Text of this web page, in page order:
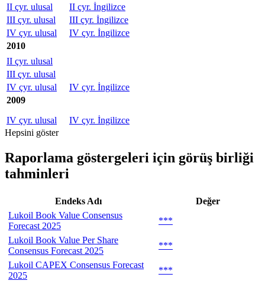
II çyr. ulusal
II çyr. İngilizce
III çyr. ulusal
III çyr. İngilizce
IV çyr. ulusal
IV çyr. İngilizce
2010
II çyr. ulusal
III çyr. ulusal
IV çyr. ulusal
IV çyr. İngilizce
2009
IV çyr. ulusal
IV çyr. İngilizce
Hepsini göster
Raporlama göstergeleri için görüş birliği
tahminleri
Endeks Adı
Değer
Lukoil Book Value Consensus
Forecast 2025
***
Lukoil Book Value Per Share
Consensus Forecast 2025
***
Lukoil CAPEX Consensus Forecast
2025
***